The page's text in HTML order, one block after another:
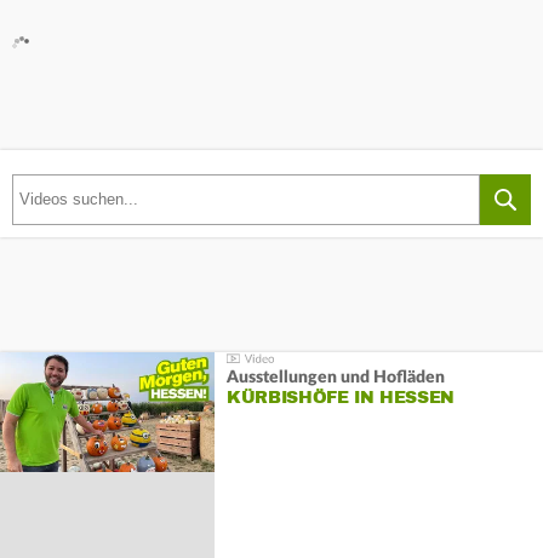
Ausstellungen und Hofläden
KÜRBISHÖFE IN HESSEN